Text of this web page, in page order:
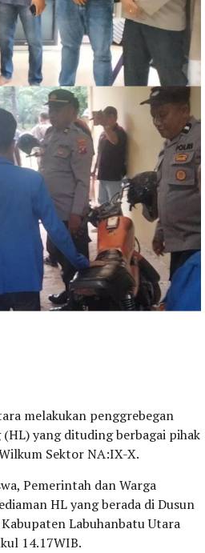
melakukan penggrebegan
yang dituding berbagai pihak
Sektor NA:IX-X.
Pemerintah dan Warga
HL yang berada di Dusun
Labuhanbatu Utara
14.17WIB.